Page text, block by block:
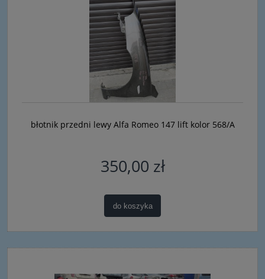
błotnik przedni lewy Alfa Romeo 147 lift kolor 568/A
350,00 zł
do koszyka